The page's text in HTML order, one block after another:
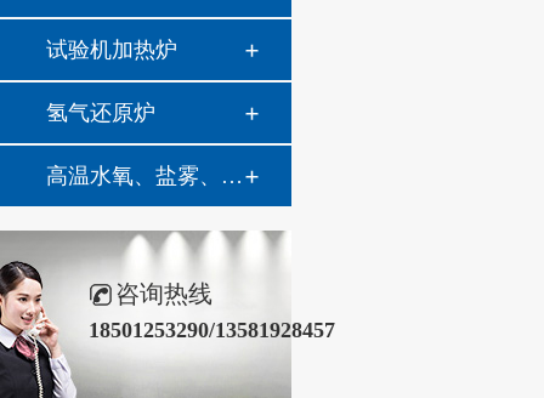
试验机加热炉
氢气还原炉
高温水氧、盐雾、油雾热腐蚀系统
咨询热线
18501253290/13581928457